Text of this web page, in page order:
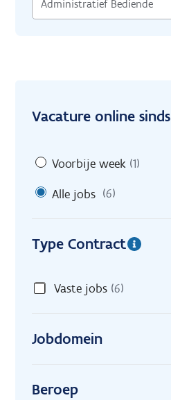
Vacature online sinds
Voorbije week (1)
Alle jobs (6)
Type Contract
Vaste jobs (6)
Jobdomein
Beroep